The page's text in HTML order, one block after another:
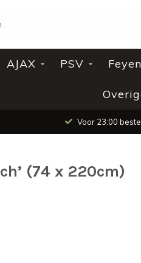
AJAX PSV
Voor 23:00
(74 x 220cm)